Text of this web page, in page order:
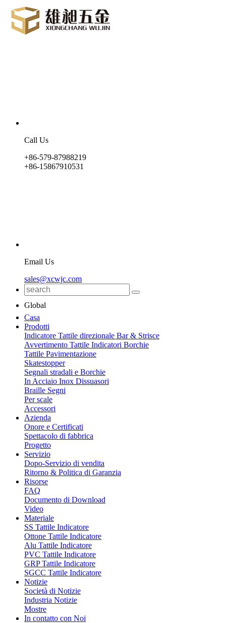
Call Us
+86-579-87988219
+86-15867910531
Email Us
sales@xcwjc.com
Global
Casa
Prodotti
Indicatore Tattile direzionale Bar & Strisce
Avvertimento Tattile Indicatori Borchie
Tattile Pavimentazione
Skatestopper
Segnali stradali e Borchie
In Acciaio Inox Dissuasori
Braille Segni
Per scale
Accessori
Azienda
Onore e Certificati
Spettacolo di fabbrica
Progetto
Servizio
Dopo-Servizio di vendita
Ritorno & Politica di Garanzia
Risorse
FAQ
Documento di Download
Video
Materiale
SS Tattile Indicatore
Ottone Tattile Indicatore
Alu Tattile Indicatore
PVC Tattile Indicatore
GRP Tattile Indicatore
SGCC Tattile Indicatore
Notizie
Società di Notizie
Industria Notizie
Mostre
In contatto con Noi